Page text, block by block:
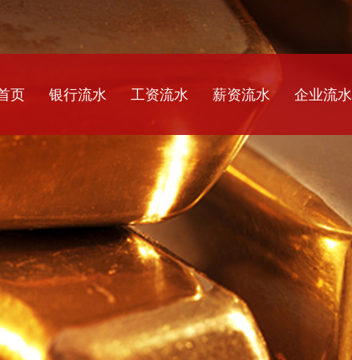
页 银行流水 工资流水 薪资流水 企业流水